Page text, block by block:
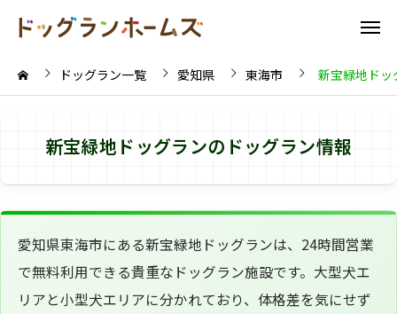
ドッグラン一覧 愛知県 東海市 新宝緑地ドッ
新宝緑地ドッグランのドッグラン情報
愛知県東海市にある新宝緑地ドッグランは、24時間営業
で無料利用できる貴重なドッグラン施設です。大型犬エ
リアと小型犬エリアに分かれており、体格差を気にせず